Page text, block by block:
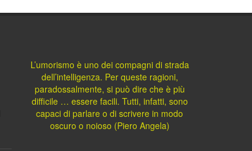
L’umorismo è uno dei compagni di strada
dell’intelligenza. Per queste ragioni,
paradossalmente, si può dire che è più
difficile … essere facili. Tutti, infatti, sono
capaci di parlare o di scrivere in modo
oscuro o noioso (Piero Angela)